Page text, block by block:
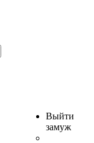
Выйти
замуж